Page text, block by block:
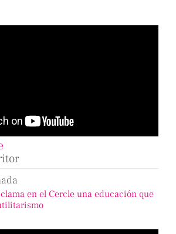
en el Cercle una educación que